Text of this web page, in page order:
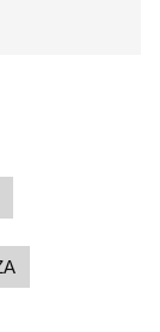
has de